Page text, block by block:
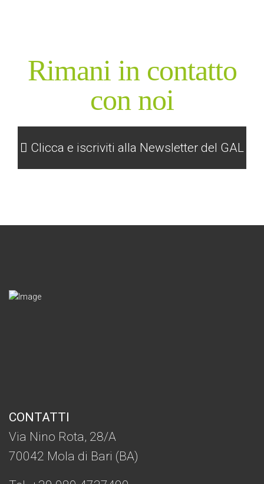
Rimani in contatto
con noi
Clicca e iscriviti alla Newsletter del GAL
CONTATTI
Via Nino Rota, 28/A
70042 Mola di Bari (BA)